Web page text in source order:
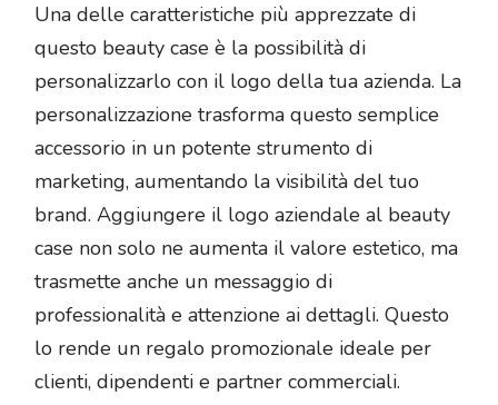
Una delle caratteristiche più apprezzate di
questo beauty case è la possibilità di
personalizzarlo con il logo della tua azienda. La
personalizzazione trasforma questo semplice
accessorio in un potente strumento di
marketing, aumentando la visibilità del tuo
brand. Aggiungere il logo aziendale al beauty
case non solo ne aumenta il valore estetico, ma
trasmette anche un messaggio di
professionalità e attenzione ai dettagli. Questo
lo rende un regalo promozionale ideale per
clienti, dipendenti e partner commerciali.